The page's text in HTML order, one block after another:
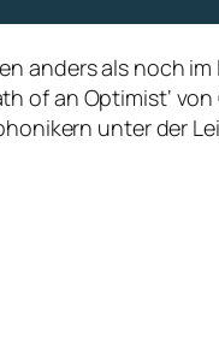
anders als noch
of an Optimist‘
unter der